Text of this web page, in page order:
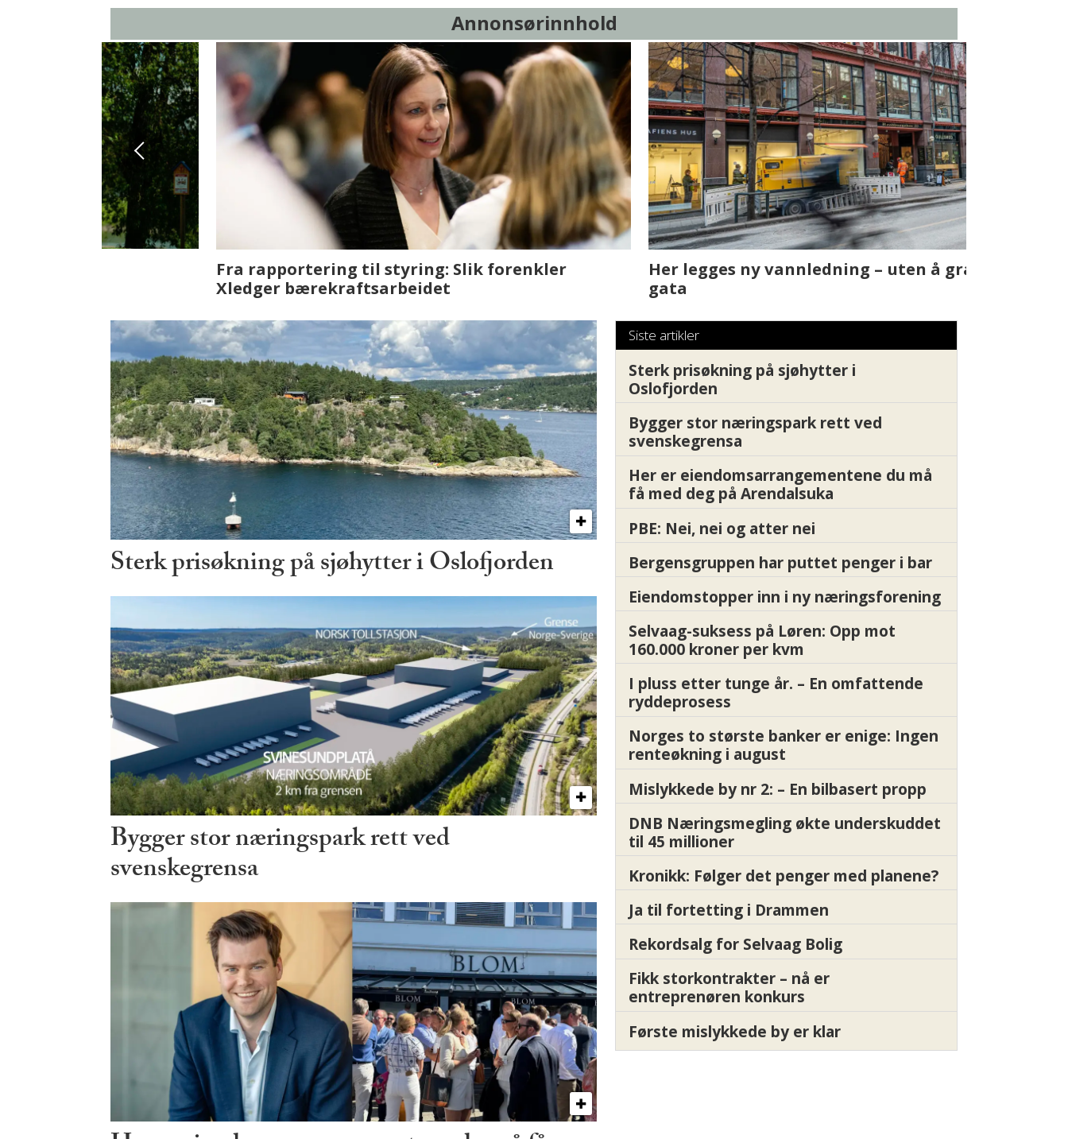
Annonsørinnhold
Fenistra endrer eiendomsbransjen med AI. Slik
ser vi på fremtiden
Det er i Drammen det skjer
Sterk prisøkning på sjøhytter i Oslofjorden
Bygger stor næringspark rett ved
svenskegrensa
Siste artikler
Sterk prisøkning på sjøhytter i
Oslofjorden
Bygger stor næringspark rett ved
svenskegrensa
Her er eiendomsarrangementene du må
få med deg på Arendalsuka
PBE: Nei, nei og atter nei
Bergensgruppen har puttet penger i bar
Eiendomstopper inn i ny næringsforening
Selvaag-suksess på Løren: Opp mot
160.000 kroner per kvm
I pluss etter tunge år. – En omfattende
ryddeprosess
Norges to største banker er enige: Ingen
renteøkning i august
Mislykkede by nr 2: – En bilbasert propp
DNB Næringsmegling økte underskuddet
til 45 millioner
Kronikk: Følger det penger med planene?
Ja til fortetting i Drammen
Rekordsalg for Selvaag Bolig
Fikk storkontrakter – nå er
entreprenøren konkurs
Første mislykkede by er klar